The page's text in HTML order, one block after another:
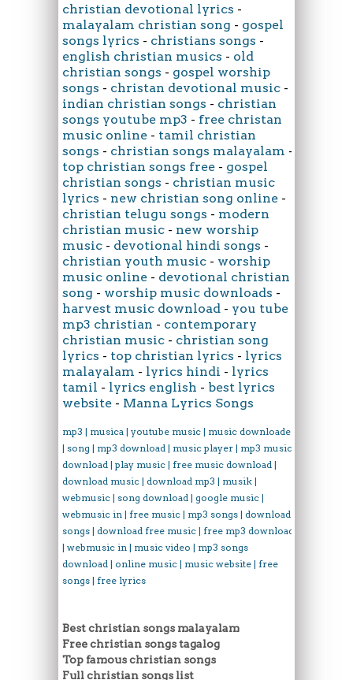
christian devotional lyrics -
malayalam christian song - gospel
songs lyrics - christians songs -
english christian musics - old
christian songs - gospel worship
songs - christan devotional music -
indian christian songs - christian
songs youtube mp3 - free christan
music online - tamil christian
songs - christian songs malayalam -
top christian songs free - gospel
christian songs - christian music
lyrics - new christian song online -
christian telugu songs - modern
christian music - new worship
music - devotional hindi songs -
christian youth music - worship
music online - devotional christian
song - worship music downloads -
harvest music download - you tube
mp3 christian - contemporary
christian music - christian song
lyrics - top christian lyrics - lyrics
malayalam - lyrics hindi - lyrics
tamil - lyrics english - best lyrics
website - Manna Lyrics Songs
mp3 | musica | youtube music | music downloader
| song | mp3 download | music player | mp3 music
download | play music | free music download |
download music | download mp3 | musik |
webmusic | song download | google music |
webmusic in | free music | mp3 songs | download
songs | download free music | free mp3 download
| webmusic in | music video | mp3 songs
download | online music | music website | free
songs | free lyrics
Best christian songs malayalam
Free christian songs tagalog
Top famous christian songs
Full christian songs list